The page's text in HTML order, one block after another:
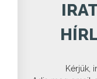
Kérjük,